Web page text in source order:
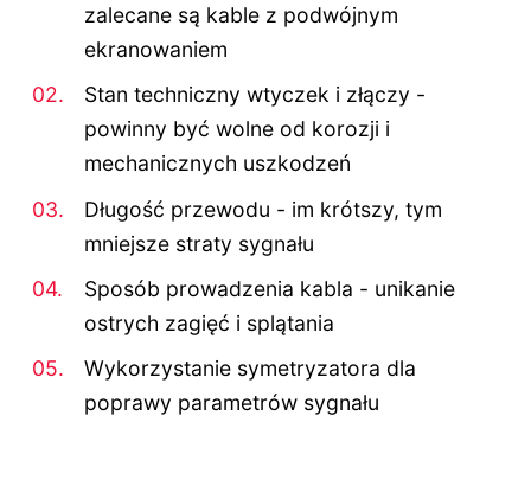
zalecane są kable z podwójnym
ekranowaniem
Stan techniczny wtyczek i złączy -
powinny być wolne od korozji i
mechanicznych uszkodzeń
Długość przewodu - im krótszy, tym
mniejsze straty sygnału
Sposób prowadzenia kabla - unikanie
ostrych zagięć i splątania
Wykorzystanie symetryzatora dla
poprawy parametrów sygnału